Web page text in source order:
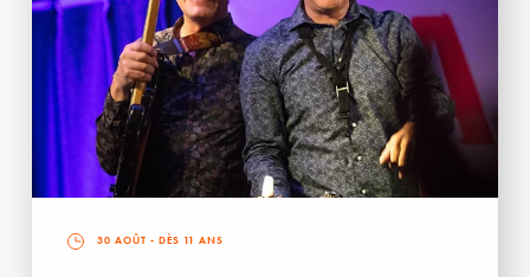
30 AOÛT - DÈS 11 ANS